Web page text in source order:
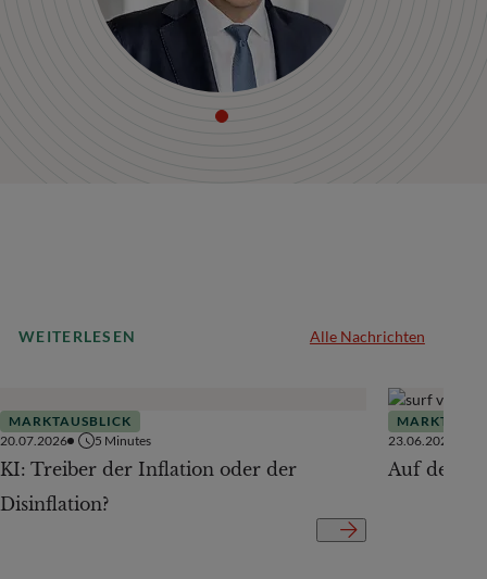
WEITERLESEN Alle Nachrichten
MARKTAUSBLICK
20.07.2026
5 Minutes
KI: Treiber der Inflation oder der
Disinflation?
23.06.2026
Auf der